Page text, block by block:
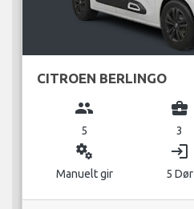
CITROEN BERLINGO
group
5
business_center
3
miscellaneous_services
Manuelt gir
login
5 Dør